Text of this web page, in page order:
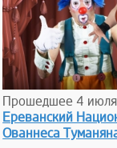
Прошедшее 4 июля
Ереванский
Ованнеса